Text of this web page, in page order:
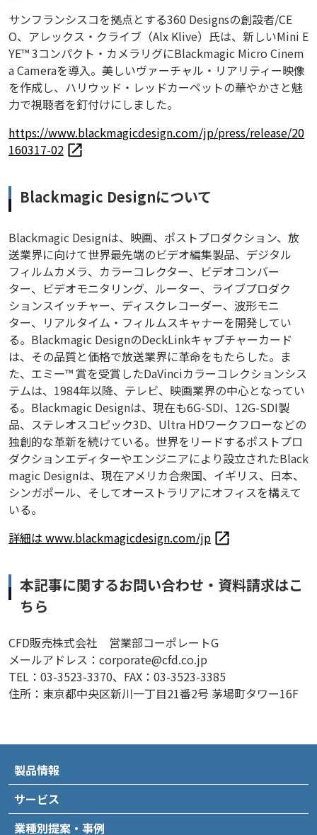
サンフランシスコを拠点とする360 Designsの創設者/CE
O、アレックス・クライブ（Alx Klive）氏は、新しいMini E
YE™ 3コンパクト・カメラリグにBlackmagic Micro Cinem
a Cameraを導入。美しいヴァーチャル・リアリティー映像
を作成し、ハリウッド・レッドカーペットの華やかさと魅
力で視聴者を釘付けにしました。
https://www.blackmagicdesign.com/jp/press/release/20
160317-02
Blackmagic Designについて
Blackmagic Designは、映画、ポストプロダクション、放
送業界に向けて世界最先端のビデオ編集製品、デジタル
フィルムカメラ、カラーコレクター、ビデオコンバー
ター、ビデオモニタリング、ルーター、ライブプロダク
ションスイッチャー、ディスクレコーダー、波形モニ
ター、リアルタイム・フィルムスキャナーを開発してい
る。Blackmagic DesignのDeckLinkキャプチャーカード
は、その品質と価格で放送業界に革命をもたらした。ま
た、エミー™ 賞を受賞したDaVinciカラーコレクションシス
テムは、1984年以降、テレビ、映画業界の中心となってい
る。Blackmagic Designは、現在も6G-SDI、12G-SDI製
品、ステレオスコピック3D、Ultra HDワークフローなどの
独創的な革新を続けている。世界をリードするポストプロ
ダクションエディターやエンジニアにより設立されたBlack
magic Designは、現在アメリカ合衆国、イギリス、日本、
シンガポール、そしてオーストラリアにオフィスを構えて
いる。
詳細は www.blackmagicdesign.com/jp
本記事に関するお問い合わせ・資料請求はこ
ちら
CFD販売株式会社 営業部コーポレートG
メールアドレス：corporate@cfd.co.jp
TEL：03-3523-3370、FAX：03-3523-3385
住所：東京都中央区新川一丁目21番2号 茅場町タワー16F
製品情報
サービス
業種別提案・事例